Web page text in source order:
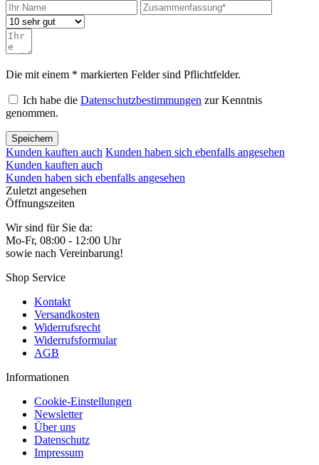
Die mit einem * markierten Felder sind Pflichtfelder.
Ich habe die Datenschutzbestimmungen zur Kenntnis
genommen.
Speichern
Kunden kauften auch Kunden haben sich ebenfalls angesehen
Kunden kauften auch
Kunden haben sich ebenfalls angesehen
Zuletzt angesehen
Öffnungszeiten
Wir sind für Sie da:
Mo-Fr, 08:00 - 12:00 Uhr
sowie nach Vereinbarung!
Shop Service
Kontakt
Versandkosten
Widerrufsrecht
Widerrufsformular
AGB
Informationen
Cookie-Einstellungen
Newsletter
Über uns
Datenschutz
Impressum